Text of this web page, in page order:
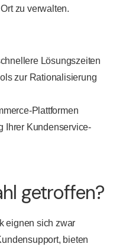
zu verwalten.
Lösungszeiten
zur Rationalisierung
Plattformen
Ihrer Kundenservice-
getroffen?
eignen sich zwar
bieten